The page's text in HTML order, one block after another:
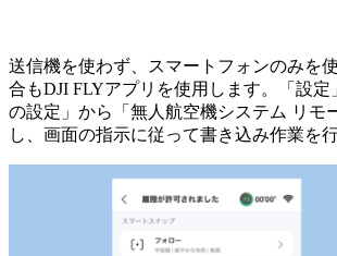
送信機を使わず、スマートフォンのみを
合もDJI FLYアプリを使用します。「設
の設定」から「無人航空機システム リモ
し、画面の指示に従って書き込み作業を